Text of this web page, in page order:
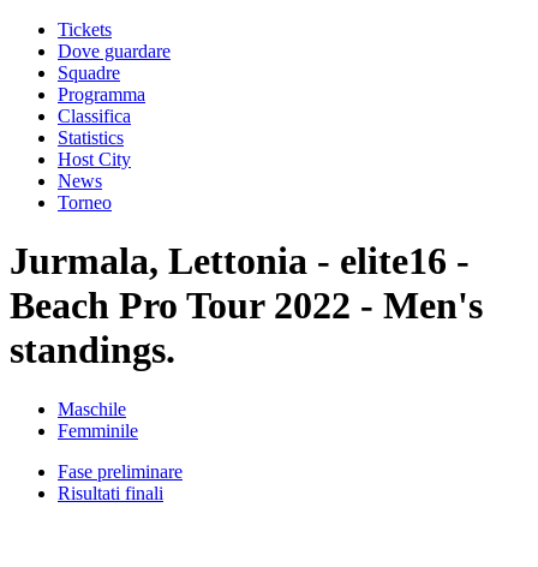
Tickets
Dove guardare
Squadre
Programma
Classifica
Statistics
Host City
News
Torneo
Jurmala, Lettonia - elite16 -
Beach Pro Tour 2022 - Men's
standings.
Maschile
Femminile
Fase preliminare
Risultati finali